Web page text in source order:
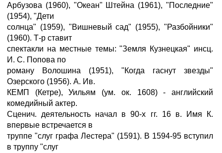
Арбузова (1960), "Океан" Штейна (1961), "Последние"
(1954), "Дети
солнца" (1959), "Вишневый сад" (1955), "Разбойники"
(1960). Т-р ставит
спектакли на местные темы: "Земля Кузнецкая" инсц.
И. С. Попова по
роману Волошина (1951), "Когда гаснут звезды"
Озерского (1956). А. Ив.
КЕМП (Кетре), Уильям (ум. ок. 1608) - английский
комедийный актер.
Сценич. деятельность начал в 90-х гг. 16 в. Имя К.
впервые встречается в
труппе "слуг графа Лестера" (1591). В 1594-95 вступил
в труппу "слуг